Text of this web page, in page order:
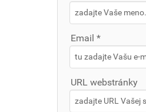
Email *
URL webstránky